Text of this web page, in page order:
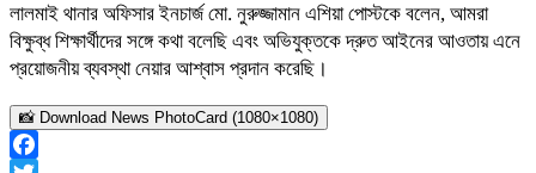
লালমাই থানার অফিসার ইনচার্জ মো. নুরুজ্জামান এশিয়া পোস্টকে বলেন, আমরা
বিক্ষুব্ধ শিক্ষার্থীদের সঙ্গে কথা বলেছি এবং অভিযুক্তকে দ্রুত আইনের আওতায় এনে
প্রয়োজনীয় ব্যবস্থা নেয়ার আশ্বাস প্রদান করেছি।
📸 Download News PhotoCard (1080×1080)